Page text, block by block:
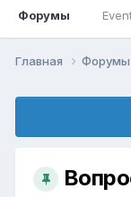
Форумы
Главная Форумы